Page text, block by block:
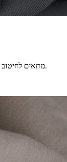
מתאים לחיטוב הגוף, לשמלות מעוצבות , עליוניות וקפוצו’נים.